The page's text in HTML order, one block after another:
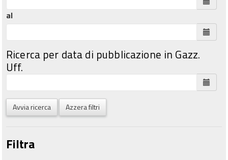
al
Ricerca per data di pubblicazione in Gazz.
Uff.
Avvia ricerca Azzera filtri
Filtra